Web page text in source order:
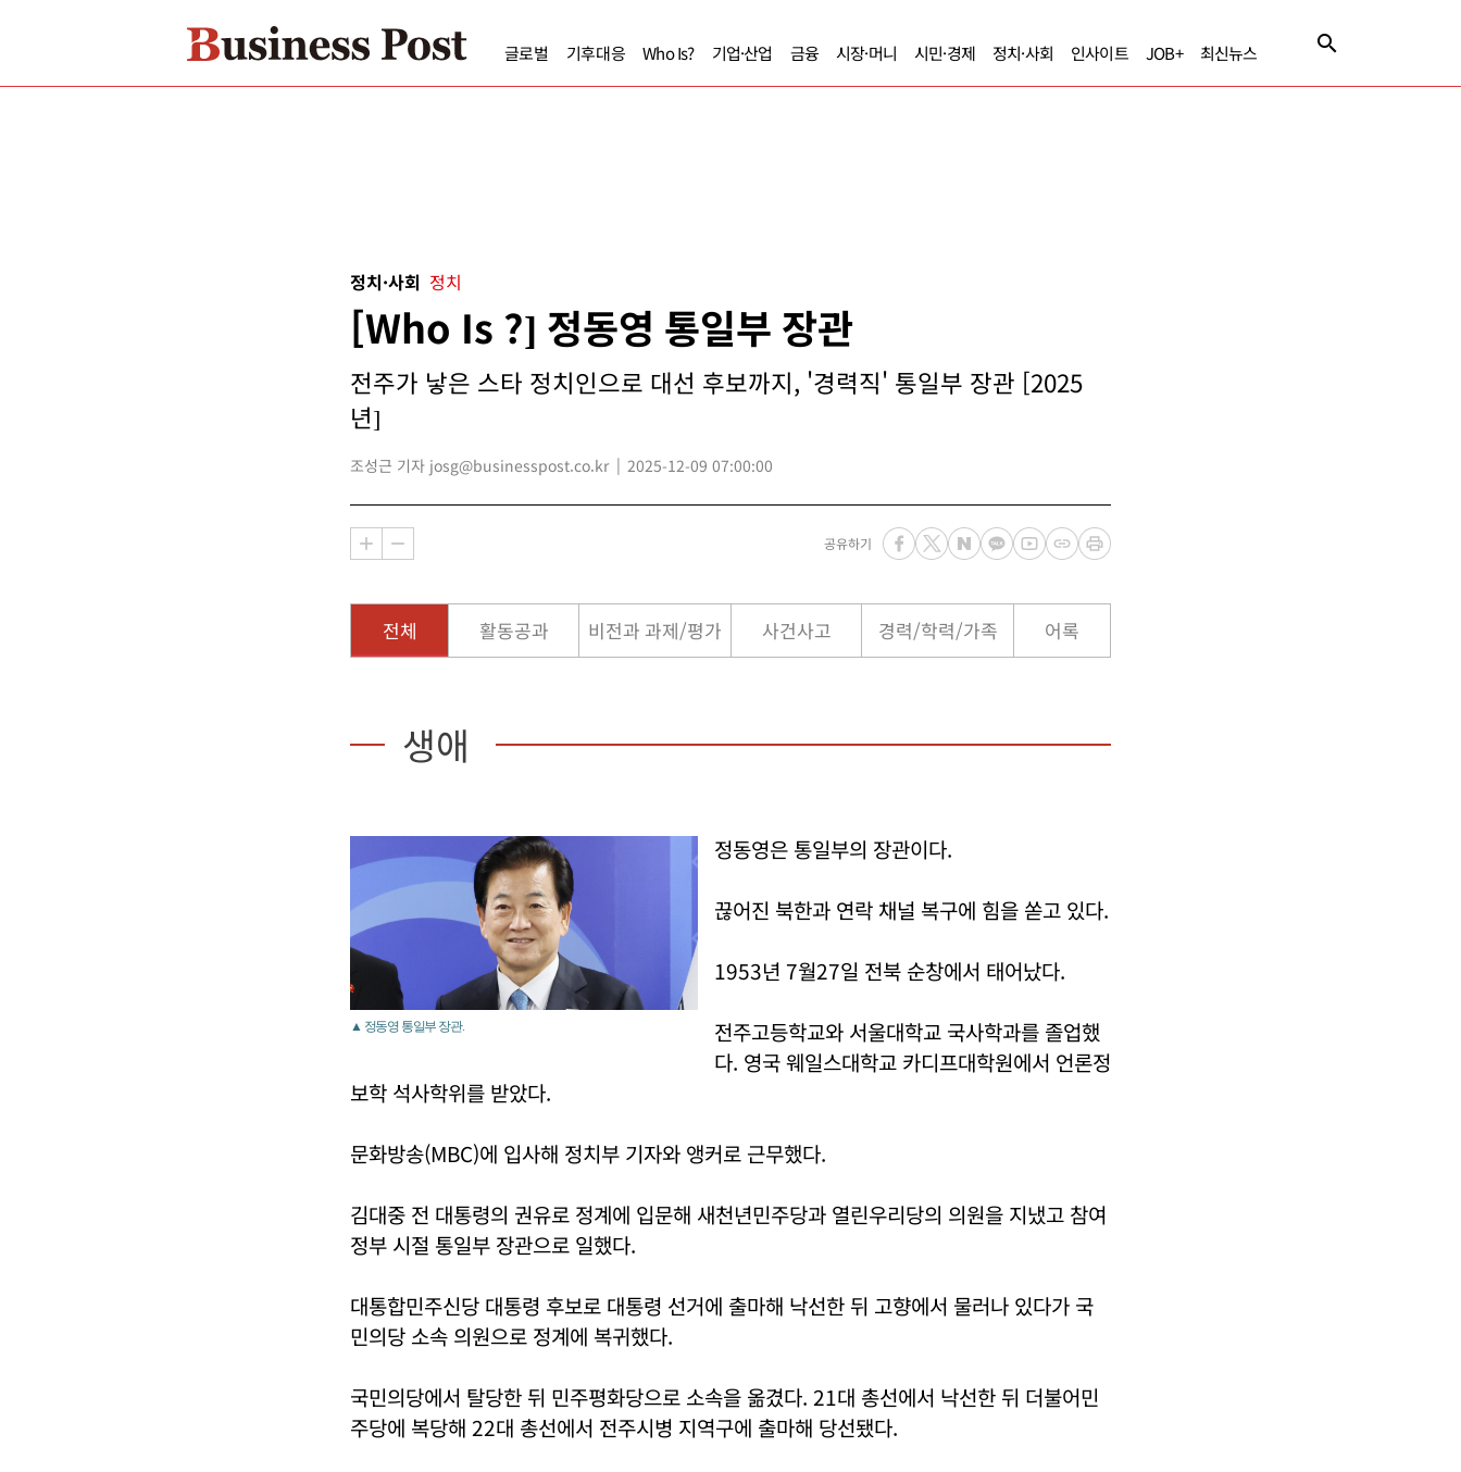
글로벌 기후대응 Who Is? 기업·산업 금융 시장·머니 시민·경제 정치·사회 인사이트 JOB+ 최신뉴스
정치·사회 정치
[Who Is ?] 정동영 통일부 장관
전주가 낳은 스타 정치인으로 대선 후보까지, '경력직' 통일부 장관 [2025
년]
조성근 기자 josg@businesspost.co.kr 2025-12-09 07:00:00
공유하기
전체 활동공과 비전과 과제/평가 사건사고 경력/학력/가족 어록
생애
▲ 정동영 통일부 장관.
정동영은 통일부의 장관이다.
끊어진 북한과 연락 채널 복구에 힘을 쏟고 있다.
1953년 7월27일 전북 순창에서 태어났다.
전주고등학교와 서울대학교 국사학과를 졸업했
다. 영국 웨일스대학교 카디프대학원에서 언론정
보학 석사학위를 받았다.
문화방송(MBC)에 입사해 정치부 기자와 앵커로 근무했다.
김대중 전 대통령의 권유로 정계에 입문해 새천년민주당과 열린우리당의 의원을 지냈고 참여
정부 시절 통일부 장관으로 일했다.
대통합민주신당 대통령 후보로 대통령 선거에 출마해 낙선한 뒤 고향에서 물러나 있다가 국
민의당 소속 의원으로 정계에 복귀했다.
국민의당에서 탈당한 뒤 민주평화당으로 소속을 옮겼다. 21대 총선에서 낙선한 뒤 더불어민
주당에 복당해 22대 총선에서 전주시병 지역구에 출마해 당선됐다.